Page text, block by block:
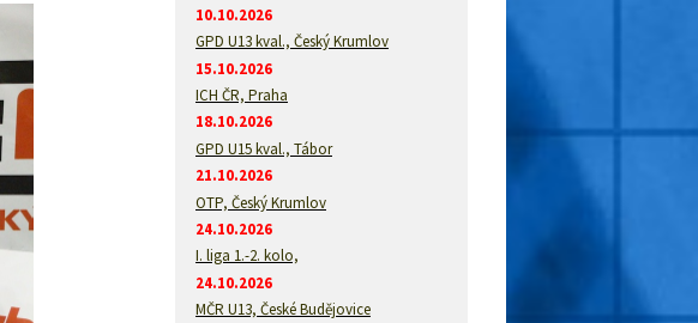
10.10.2026
GPD U13 kval., Český Krumlov
15.10.2026
ICH ČR, Praha
18.10.2026
GPD U15 kval., Tábor
21.10.2026
OTP, Český Krumlov
24.10.2026
I. liga 1.-2. kolo,
24.10.2026
MČR U13, České Budějovice